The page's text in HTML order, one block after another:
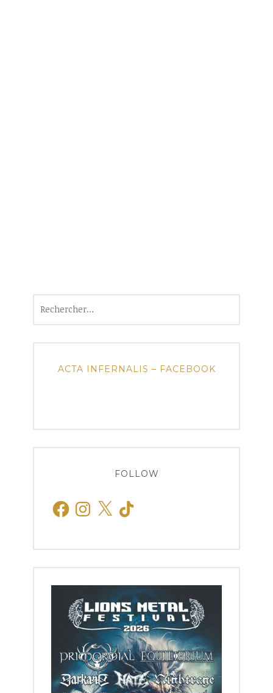
ACTA INFERNALIS – FACEBOOK
FOLLOW
FacebookInstagram
X TikTok